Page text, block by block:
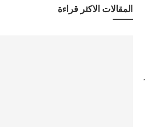
المقالات الاكثر قراءة